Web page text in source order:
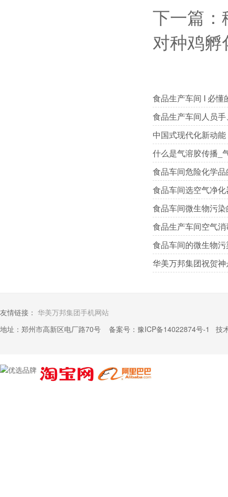
下一篇：
对种鸡
食品生产车间 I 必懂
食品生产车间人员
中国式现代化新动
什么是气溶胶传播_
食品车间危险化学
食品车间选空气净
食品车间微生物污
食品生产车间空气
食品车间的微生物
华美万邦集团祝贺
友情链接： 华美万邦集团手机网站
地址：郑州市高新区电厂路70号 备案号： 豫ICP备14022874号-1 技